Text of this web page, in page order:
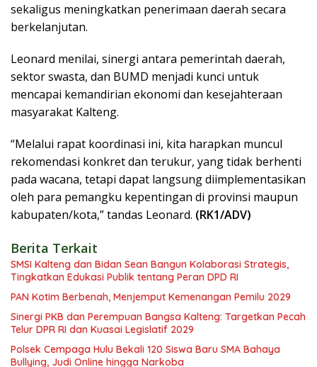
sekaligus meningkatkan penerimaan daerah secara
berkelanjutan.
Leonard menilai, sinergi antara pemerintah daerah,
sektor swasta, dan BUMD menjadi kunci untuk
mencapai kemandirian ekonomi dan kesejahteraan
masyarakat Kalteng.
“Melalui rapat koordinasi ini, kita harapkan muncul
rekomendasi konkret dan terukur, yang tidak berhenti
pada wacana, tetapi dapat langsung diimplementasikan
oleh para pemangku kepentingan di provinsi maupun
kabupaten/kota,” tandas Leonard. (RK1/ADV)
Berita Terkait
SMSI Kalteng dan Bidan Sean Bangun Kolaborasi Strategis,
Tingkatkan Edukasi Publik tentang Peran DPD RI
PAN Kotim Berbenah, Menjemput Kemenangan Pemilu 2029
Sinergi PKB dan Perempuan Bangsa Kalteng: Targetkan Pecah
Telur DPR RI dan Kuasai Legislatif 2029
Polsek Cempaga Hulu Bekali 120 Siswa Baru SMA Bahaya
Bullying, Judi Online hingga Narkoba